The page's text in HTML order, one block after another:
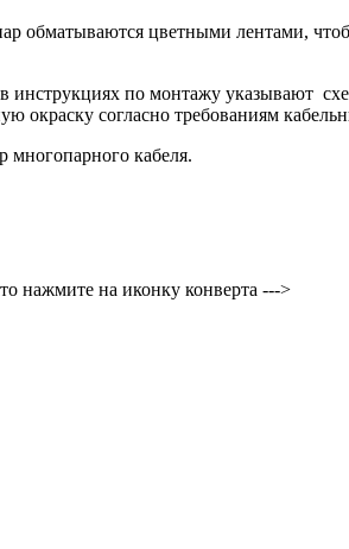
обматываются цветными лентами,
инструкциях по монтажу указывают
окраску согласно требованиям
многопарного кабеля.
нажмите на иконку конверта --->